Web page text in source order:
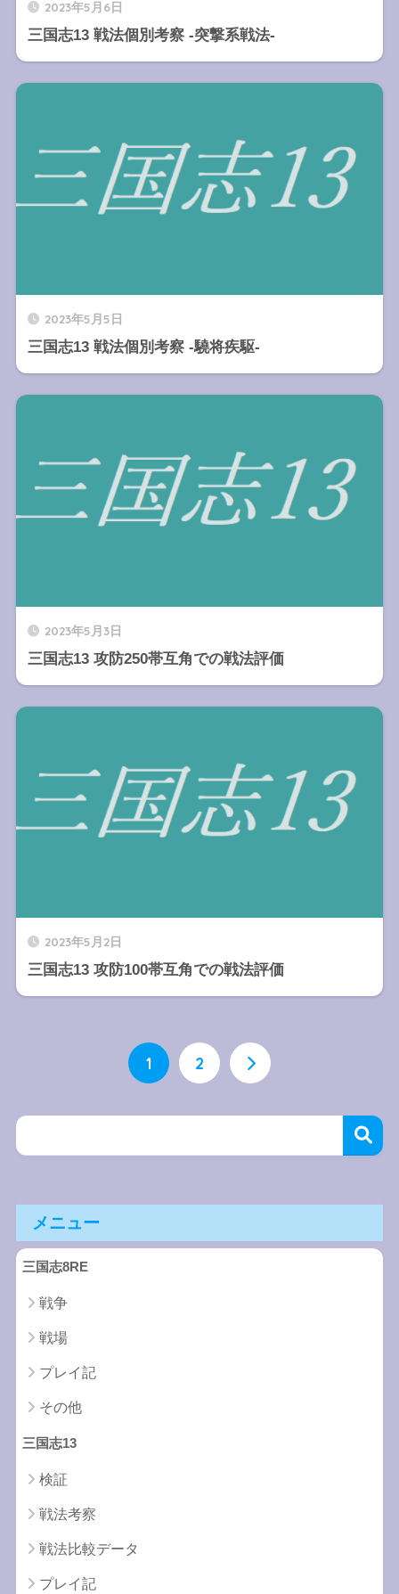
2023年5月6日
三国志13 戦法個別考察 -突撃系戦法-
2023年5月5日
三国志13 戦法個別考察 -驍将疾駆-
2023年5月3日
三国志13 攻防250帯互角での戦法評価
2023年5月2日
三国志13 攻防100帯互角での戦法評価
1 2
メニュー
三国志8RE
戦争
戦場
プレイ記
その他
三国志13
検証
戦法考察
戦法比較データ
プレイ記